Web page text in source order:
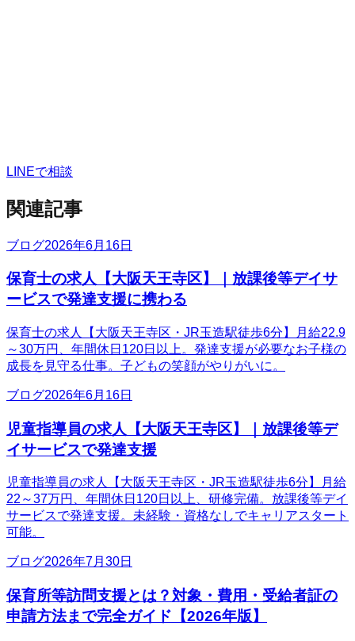
LINEで相談
関連記事
ブログ2026年6月16日
保育士の求人【大阪天王寺区】｜放課後等デイサ
ービスで発達支援に携わる
保育士の求人【大阪天王寺区・JR玉造駅徒歩6分】月給22.9
～30万円、年間休日120日以上。発達支援が必要なお子様の
成長を見守る仕事。子どもの笑顔がやりがいに。
ブログ2026年6月16日
児童指導員の求人【大阪天王寺区】｜放課後等デ
イサービスで発達支援
児童指導員の求人【大阪天王寺区・JR玉造駅徒歩6分】月給
22～37万円、年間休日120日以上、研修完備。放課後等デイ
サービスで発達支援。未経験・資格なしでキャリアスタート
可能。
ブログ2026年7月30日
保育所等訪問支援とは？対象・費用・受給者証の
申請方法まで完全ガイド【2026年版】